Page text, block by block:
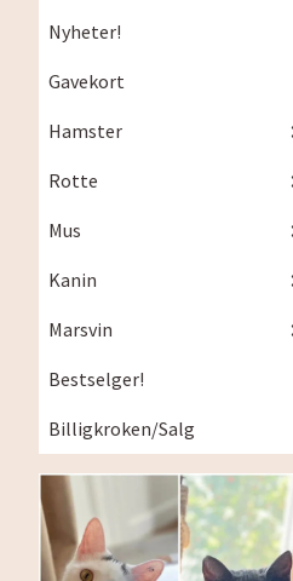
Nyheter!
Gavekort
Hamster
Rotte
Mus
Kanin
Marsvin
Bestselger!
Billigkroken/Salg